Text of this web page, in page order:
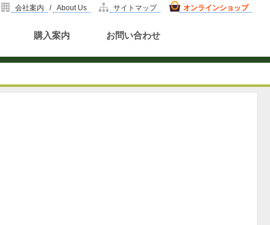
オンラインショップ
サイトマップ
会社案内 / About Us
購入案内 お問い合わせ